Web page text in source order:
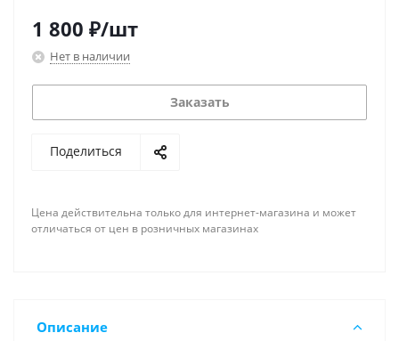
1 800 ₽/шт
Нет в наличии
Заказать
Поделиться
Цена действительна только для интернет-магазина и может
отличаться от цен в розничных магазинах
Описание